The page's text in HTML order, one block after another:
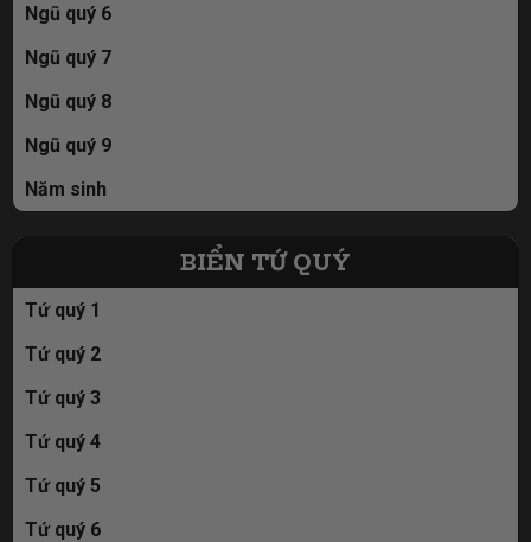
Ngũ quý 6
Ngũ quý 7
Ngũ quý 8
Ngũ quý 9
Năm sinh
BIỂN TỨ QUÝ
Tứ quý 1
Tứ quý 2
Tứ quý 3
Tứ quý 4
Tứ quý 5
Tứ quý 6